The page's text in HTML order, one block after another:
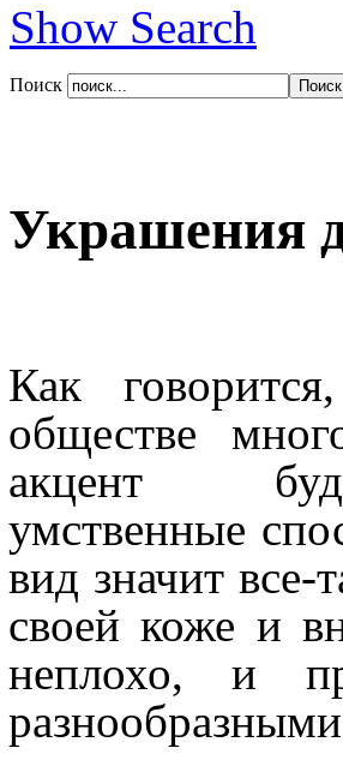
Show Search
Поиск
Украшения
Как
обществе
акцент
умственные
вид значит все-
своей коже и
неплохо, и